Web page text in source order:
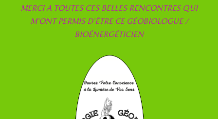
MERCI A TOUTES CES BELLES RENCONTRES QUI
M’ONT PERMIS D’ÊTRE CE GÉOBIOLOGUE /
BIOÉNERGÉTICIEN